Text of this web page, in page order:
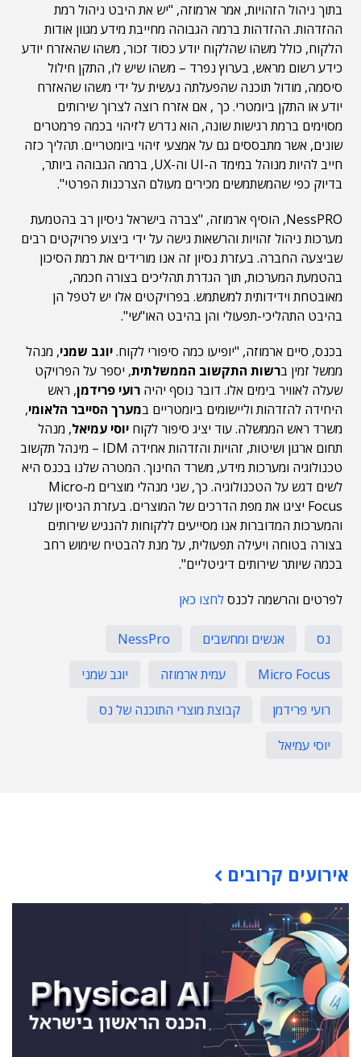
בתוך ניהול הזהויות, אמר ארמוזה, "יש את היבט ניהול רמת
ההזדהות. ההזדהות ברמה הגבוהה מחייבת מידע מגוון אודות
הלקוח, כולל משהו שהלקוח יודע כסוד זכור, משהו שהאזרח יודע
כידע רשום מראש, בערוץ נפרד – משהו שיש לו, התקן חילול
סיסמה, מודול תוכנה שהפעלתה נעשית על ידי משהו שהאזרח
יודע או התקן ביומטרי. כך , אם אזרח רוצה לצרוך שירותים
מסוימים ברמת רגישות שונה, הוא נדרש לזיהוי בכמה פרמטרים
שונים, אשר מתבססים גם על אמצעי זיהוי ביומטריים. תהליך כזה
חייב להיות מנוהל במימד ה-UI וה-UX, ברמה הגבוהה ביותר,
בדיוק כפי שהמשתמשים מכירים מעולם הצרכנות הפרטי".
NessPRO, הוסיף ארמוזה, "צברה בישראל ניסיון רב בהטמעת
מערכות ניהול זהויות והרשאות גישה על ידי ביצוע פרויקטים רבים
שביצעה החברה. בעזרת נסיון זה אנו מורידים את רמת הסיכון
בהטמעת המערכות, תוך הגדרת תהליכים בצורה חכמה,
מאובטחת וידידותית למשתמש. בפרויקטים אלו יש לטפל הן
בהיבט התהליכי-תפעולי והן בהיבט האו"שי".
בכנס, סיים ארמוזה, "יופיעו כמה סיפורי לקוח.יוגב שמני, מנהל
ממשל זמין ברשות התקשוב הממשלתית, יספר על הפרויקט
שעלה לאוויר בימים אלו. דובר נוסף יהיה רועי פרידמן, ראש
היחידה להזדהות וליישומים ביומטריים במערך הסייבר הלאומי,
משרד ראש הממשלה. עוד יציג סיפור לקוח יוסי עמיאל, מנהל
תחום ארגון ושיטות, זהויות והזדהות אחידה IDM – מינהל תקשוב
טכנולוגיה ומערכות מידע, משרד החינוך. המטרה שלנו בכנס היא
לשים דגש על הטכנולוגיה. כך, שני מנהלי מוצרים מ-Micro
Focus יציגו את מפת הדרכים של המוצרים. בעזרת הניסיון שלנו
והמערכות המדוברות אנו מסייעים ללקוחות להנגיש שירותים
בצורה בטוחה ויעילה תפעולית, על מנת להבטיח שימוש רחב
בכמה שיותר שירותים דיגיטליים".
לפרטים והרשמה לכנסלחצו כאן
נס אנשים ומחשבים
NessPro
Micro Focus
עמית ארמוזה
יוגב שמני
רועי פרידמן
קבוצת מוצרי התוכנה של נס
יוסי עמיאל
אירועים קרובים